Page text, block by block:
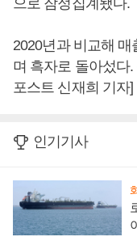
으로 잠정집계됐다.
2020년과 비교해 매
며 흑자로 돌아섰다
포스트 신재희 기자]
인기기사